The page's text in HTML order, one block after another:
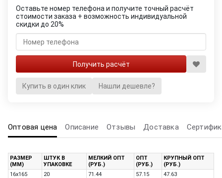
Оставьте номер телефона и получите точный расчёт
стоимости заказа + возможность индивидуальной
скидки до 20%
Купить в один клик Нашли дешевле?
Оптовая цена Описание Отзывы Доставка
РАЗМЕР
(ММ)
ШТУК В
УПАКОВКЕ
МЕЛКИЙ ОПТ
(РУБ.)
ОПТ
(РУБ.)
КРУПНЫЙ ОПТ
(РУБ.)
16х165
20 71.44 57.15 47.63